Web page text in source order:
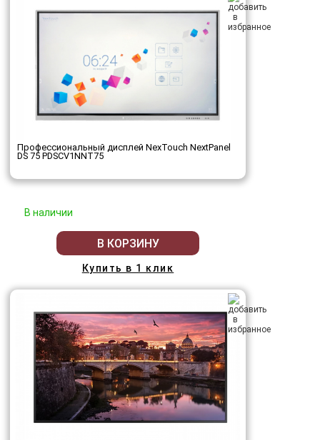
Профессиональный дисплей NexTouch NextPanel
DS 75 PDSCV1NNT75
В наличии
В КОРЗИНУ
Купить в 1 клик